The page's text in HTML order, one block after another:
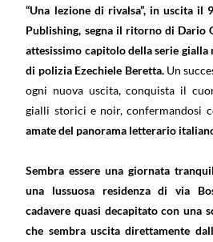
“Una lezione di rivalsa”, in uscita il
Publishing, segna il ritorno di Dario
attesissimo capitolo della serie gialla
di polizia Ezechiele Beretta.Un
ogni nuova uscita, conquista il
gialli storici e noir, confermandosi
amate del panorama letterario
Sembra essere una giornata
una lussuosa residenza di via
cadavere quasi decapitato con una
che sembra uscita direttamente